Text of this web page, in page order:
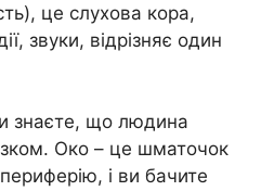
це слухова кора,
звуки, відрізняє один
знаєте, що людина
Око – це шматочок
і ви бачите